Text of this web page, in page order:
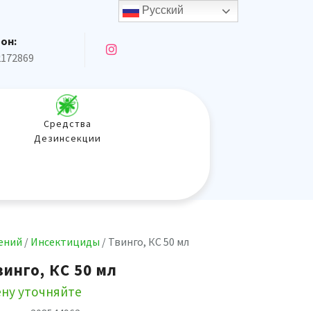
Средства
Дезинсекции
/ Инсектициды / Твинго, КС 50 мл
КС 50 мл
уточняйте
Русский